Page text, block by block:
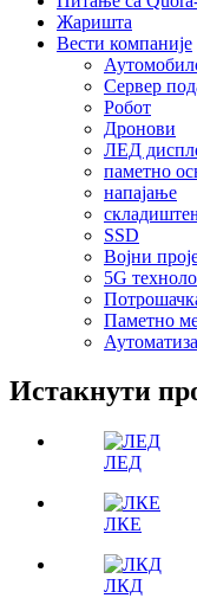
Жаришта
Вести компаније
Сервер
Робот
Дронови
ЛЕД
паметно
напајање
SSD
Војни
5G
Паметно
Истакнути
ЛЕД
ЛКЕ
ЛКД